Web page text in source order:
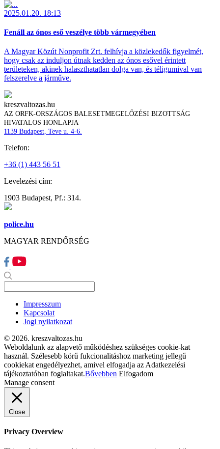
2025.01.20. 18:13
Fenáll az ónos eső veszélye több vármegyében
A Magyar Közút Nonprofit Zrt. felhívja a közlekedők figyelmét,
hogy csak az induljon útnak kedden az ónos esővel érintett
területeken, akinek halaszthatatlan dolga van, és téligumival van
felszerelve a járműve.
kreszvaltozas.hu
AZ ORFK-ORSZÁGOS BALESETMEGELŐZÉSI BIZOTTSÁG
HIVATALOS HONLAPJA
1139 Budapest, Teve u. 4-6.
Telefon:
+36 (1) 443 56 51
Levelezési cím:
1903 Budapest, Pf.: 314.
police.hu
MAGYAR RENDŐRSÉG
Impresszum
Kapcsolat
Jogi nyilatkozat
© 2026. kreszvaltozas.hu
Weboldalunk az alapvető működéshez szükséges cookie-kat
használ. Szélesebb körű fukcionalitáshoz marketing jellegű
cookiekat engedélyezhet, amivel elfogadja az Adatkezelési
tájékoztatóban foglaltakat.Bővebben Elfogadom
Manage consent
Close
Privacy Overview